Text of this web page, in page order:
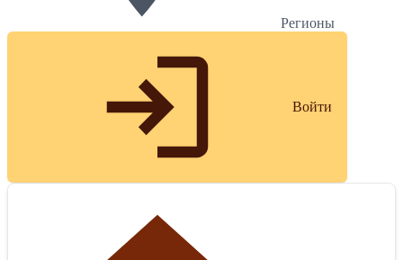
Регионы
Войти